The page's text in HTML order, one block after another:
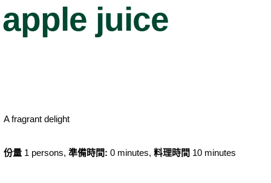
apple juice
A fragrant delight
份量 1 persons, 準備時間: 0 minutes, 料理時間 10 minutes